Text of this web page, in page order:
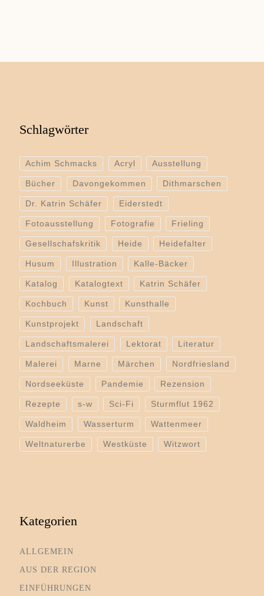
Schlagwörter
Achim Schmacks Acryl Ausstellung
Bücher Davongekommen Dithmarschen
Dr. Katrin Schäfer Eiderstedt
Fotoausstellung Fotografie Frieling
Gesellschafskritik Heide Heidefalter
Husum Illustration Kalle-Bäcker
Katalog Katalogtext Katrin Schäfer
Kochbuch Kunst Kunsthalle
Kunstprojekt Landschaft
Landschaftsmalerei Lektorat Literatur
Malerei Marne Märchen Nordfriesland
Nordseeküste Pandemie Rezension
Rezepte s-w Sci-Fi Sturmflut 1962
Waldheim Wasserturm Wattenmeer
Weltnaturerbe Westküste Witzwort
Kategorien
ALLGEMEIN
AUS DER REGION
EINFÜHRUNGEN